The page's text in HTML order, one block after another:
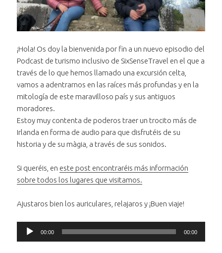
¡Hola! Os doy la bienvenida por fin a un nuevo episodio del
Podcast de turismo inclusivo de SixSenseTravel en el que a
través de lo que hemos llamado una excursión celta,
vamos a adentrarnos en las raíces más profundas y en la
mitología de este maravilloso país y sus antiguos
moradores.
Estoy muy contenta de poderos traer un trocito más de
Irlanda en forma de audio para que disfrutéis de su
historia y de su màgia, a través de sus sonidos.
Si queréis, en este post encontraréis más información
sobre todos los lugares que visitamos.
Ajustaros bien los auriculares, relajaros y ¡Buen viaje!
Reproductor
00:00 00:00